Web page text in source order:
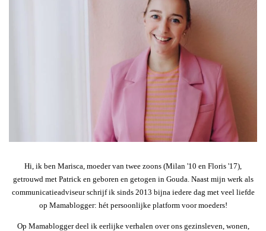
Hi, ik ben Marisca, moeder van twee zoons (Milan '10 en Floris '17),
getrouwd met Patrick en geboren en getogen in Gouda. Naast mijn werk als
communicatieadviseur schrijf ik sinds 2013 bijna iedere dag met veel liefde
op Mamablogger: hét persoonlijke platform voor moeders!
Op Mamablogger deel ik eerlijke verhalen over ons gezinsleven, wonen,